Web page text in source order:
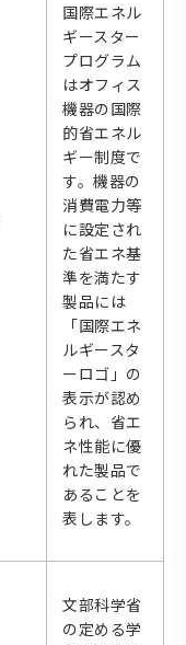
国際エネル
ギースター
プログラム
はオフィス
機器の国際
的省エネル
ギー制度で
す。機器の
消費電力等
に設定され
た省エネ基
準を満たす
製品には
「国際エネ
ルギースタ
ーロゴ」の
表示が認め
られ、省エ
ネ性能に優
れた製品で
あることを
表します。
文部科学省
の定める学